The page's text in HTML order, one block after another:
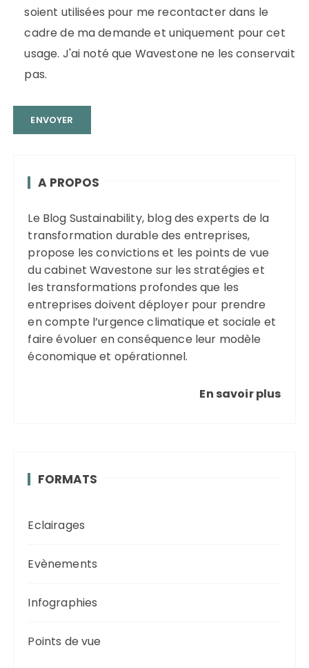
soient utilisées pour me recontacter dans le
cadre de ma demande et uniquement pour cet
usage. J'ai noté que Wavestone ne les conservait
pas.
A PROPOS
Le Blog Sustainability, blog des experts de la
transformation durable des entreprises,
propose les convictions et les points de vue
du cabinet Wavestone sur les stratégies et
les transformations profondes que les
entreprises doivent déployer pour prendre
en compte l’urgence climatique et sociale et
faire évoluer en conséquence leur modèle
économique et opérationnel.
En savoir plus
FORMATS
Eclairages
Evènements
Infographies
Points de vue